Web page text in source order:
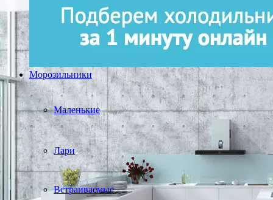
Морозильники
Маленькие
Лари
Встраиваемые